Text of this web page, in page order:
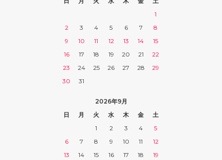
1
2
3 4 5 6 7
8
9
10 11 12 13 14
15
16
17 18 19 20 21
22
23
24 25 26 27 28
29
30
31
2026年9月
日
月 火 水 木 金
土
1
2 3 4
5
6
7 8 9 10 11
12
13
14 15 16 17 18
19